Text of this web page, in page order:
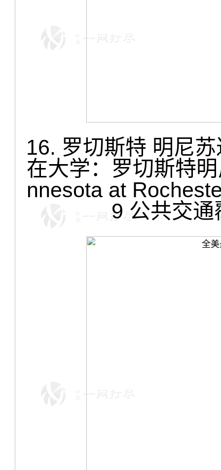
16. 罗切斯特 明尼
在大学：罗切斯特
nnesota at
9 公共交